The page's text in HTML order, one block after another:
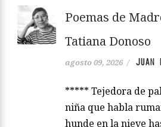
Poemas de
Tatiana Donoso
agosto 09, 2026 / JUAN
***** Tejedora de
niña que habla
hunde en la nieve